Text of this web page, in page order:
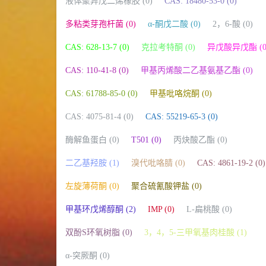
多粘类芽孢杆菌 (0) α-酮戊二酸 (0) 2，6-酸 (0)
CAS: 628-13-7 (0) 克拉考特酮 (0) 异戊酸异戊酯
CAS: 110-41-8 (0) 甲基丙烯酸二乙基氨基乙酯 (0)
CAS: 61788-85-0 (0) 甲基吡咯烷酮 (0)
CAS: 4075-81-4 (0) CAS: 55219-65-3 (0)
酶解鱼蛋白 (0) T501 (0) 丙炔酸乙酯 (0)
二乙基羟胺 (1) 溴代吡咯腈 (0) CAS: 4861-19-2 (0)
左旋薄荷酮 (0) 聚合硫氰酸钾盐 (0)
甲基环戊烯醇酮 (2) IMP (0) L-扁桃酸 (0)
双酚S环氧树脂 (0) 3，4，5-三甲氧基肉桂酸 (1)
α-突厥酮 (0)